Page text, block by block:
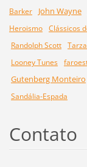
Barker
John Wayne
Heroismo Clássicos
Randolph Scott
Looney Tunes
Gutenberg Monteiro
Sandália-Espada
Contato